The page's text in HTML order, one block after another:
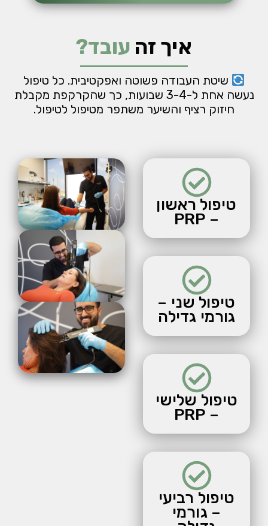
איך זה עובד?
שיטת העבודה פשוטה ואפקטיבית. כל טיפול
נעשה אחת ל-3-4 שבועות, כך שהקרקפת מקבלת
חיזוק רציף והשיער משתפר מטיפול לטיפול.
טיפול ראשון
– PRP
טיפול שני –
גורמי גדילה
טיפול שלישי
– PRP
טיפול רביעי
– גורמי